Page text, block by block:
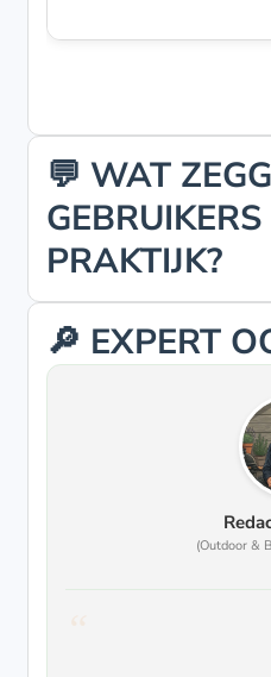
💬 WAT
PRAKTIJK?
🔎 EXPERT
(Outdoor &